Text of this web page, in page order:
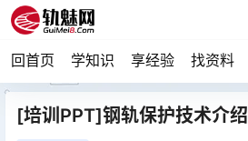
回首页 学知识 享经验 找资料
[培训PPT]钢轨保护技术介绍